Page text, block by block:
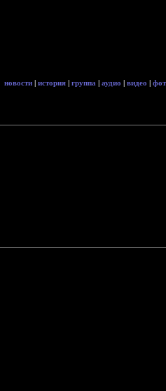
новости | история | группа | аудио | видео |